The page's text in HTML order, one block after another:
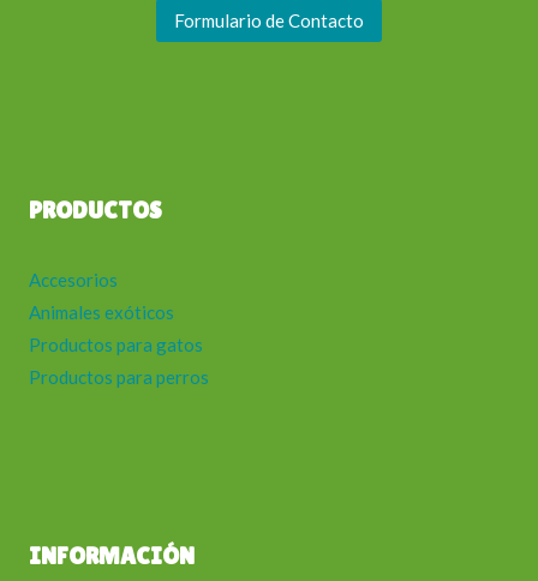
Formulario de Contacto
PRODUCTOS
Accesorios
Animales exóticos
Productos para gatos
Productos para perros
INFORMACIÓN